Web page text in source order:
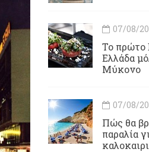
07/08/
Το
Ελλάδα
Μύκονο
07/08/
Πώς θα
παραλία